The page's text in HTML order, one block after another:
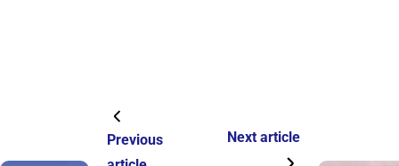
Previous
Next article